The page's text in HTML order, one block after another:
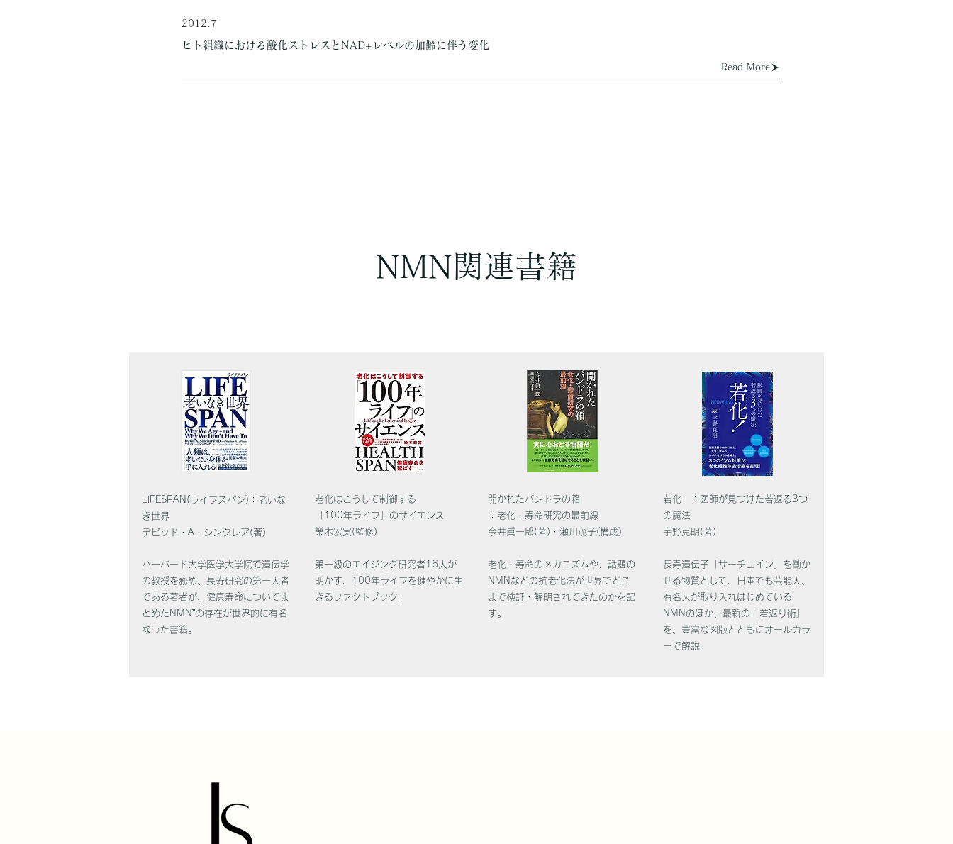
2012.7
ヒト組織における酸化ストレスとNAD+レベルの加齢に伴う変化
Read More
NMN関連書籍
LIFESPAN(ライフスパン)：老いな
き世界
デビッド・A・シンクレア(著)
ハーバード大学医学大学院で遺伝学
の教授を務め、長寿研究の第一人者
である著者が、健康寿命についてま
とめたNMN”の存在が世界的に有名
なった書籍。
老化はこうして制御する
「100年ライフ」のサイエンス
樂木宏実(監修)
第一級のエイジング研究者16人が
明かす、
100年ライフを健やかに生
きるファクトブック。
開かれたパンドラの箱
：老化・寿命研究の最前線
今井眞一郎(著)・瀬川茂子(構成)
老化・寿命のメカニズムや、話題の
NMNなどの抗老化法が世界でどこ
まで検証・解明されてきたのかを記
す。
若化！：医師が見つけた若返る3つ
の魔法
宇野克明(著)
長寿遺伝子「サーチュイン」を働か
せる物質として、日本でも芸能人、
有名人が取り入れはじめている
NMNのほか、最新の「若返り術」
を、豊富な図版とともにオールカラ
ーで解説。